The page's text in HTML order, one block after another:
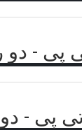
پی - دو
پی -